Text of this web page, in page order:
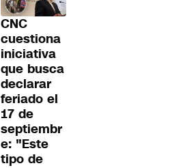
CNC
cuestiona
iniciativa
que busca
declarar
feriado el
17 de
septiembr
e: "Este
tipo de